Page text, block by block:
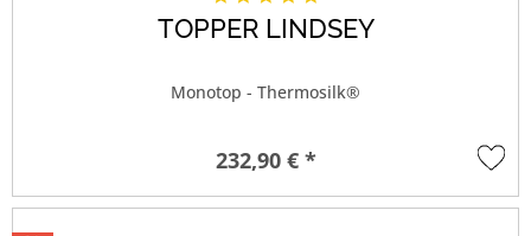
TOPPER LINDSEY
Monotop - Thermosilk®
232,90 € *